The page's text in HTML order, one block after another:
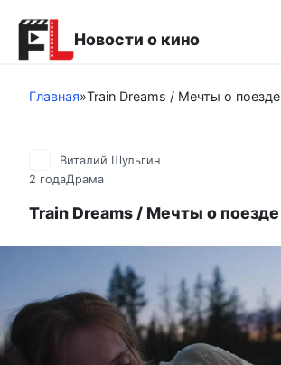
контенту
Новости о кино
Главная»Train Dreams / Мечты о поезде
Виталий Шульгин
2 годаДрама
Train Dreams / Мечты о поезде